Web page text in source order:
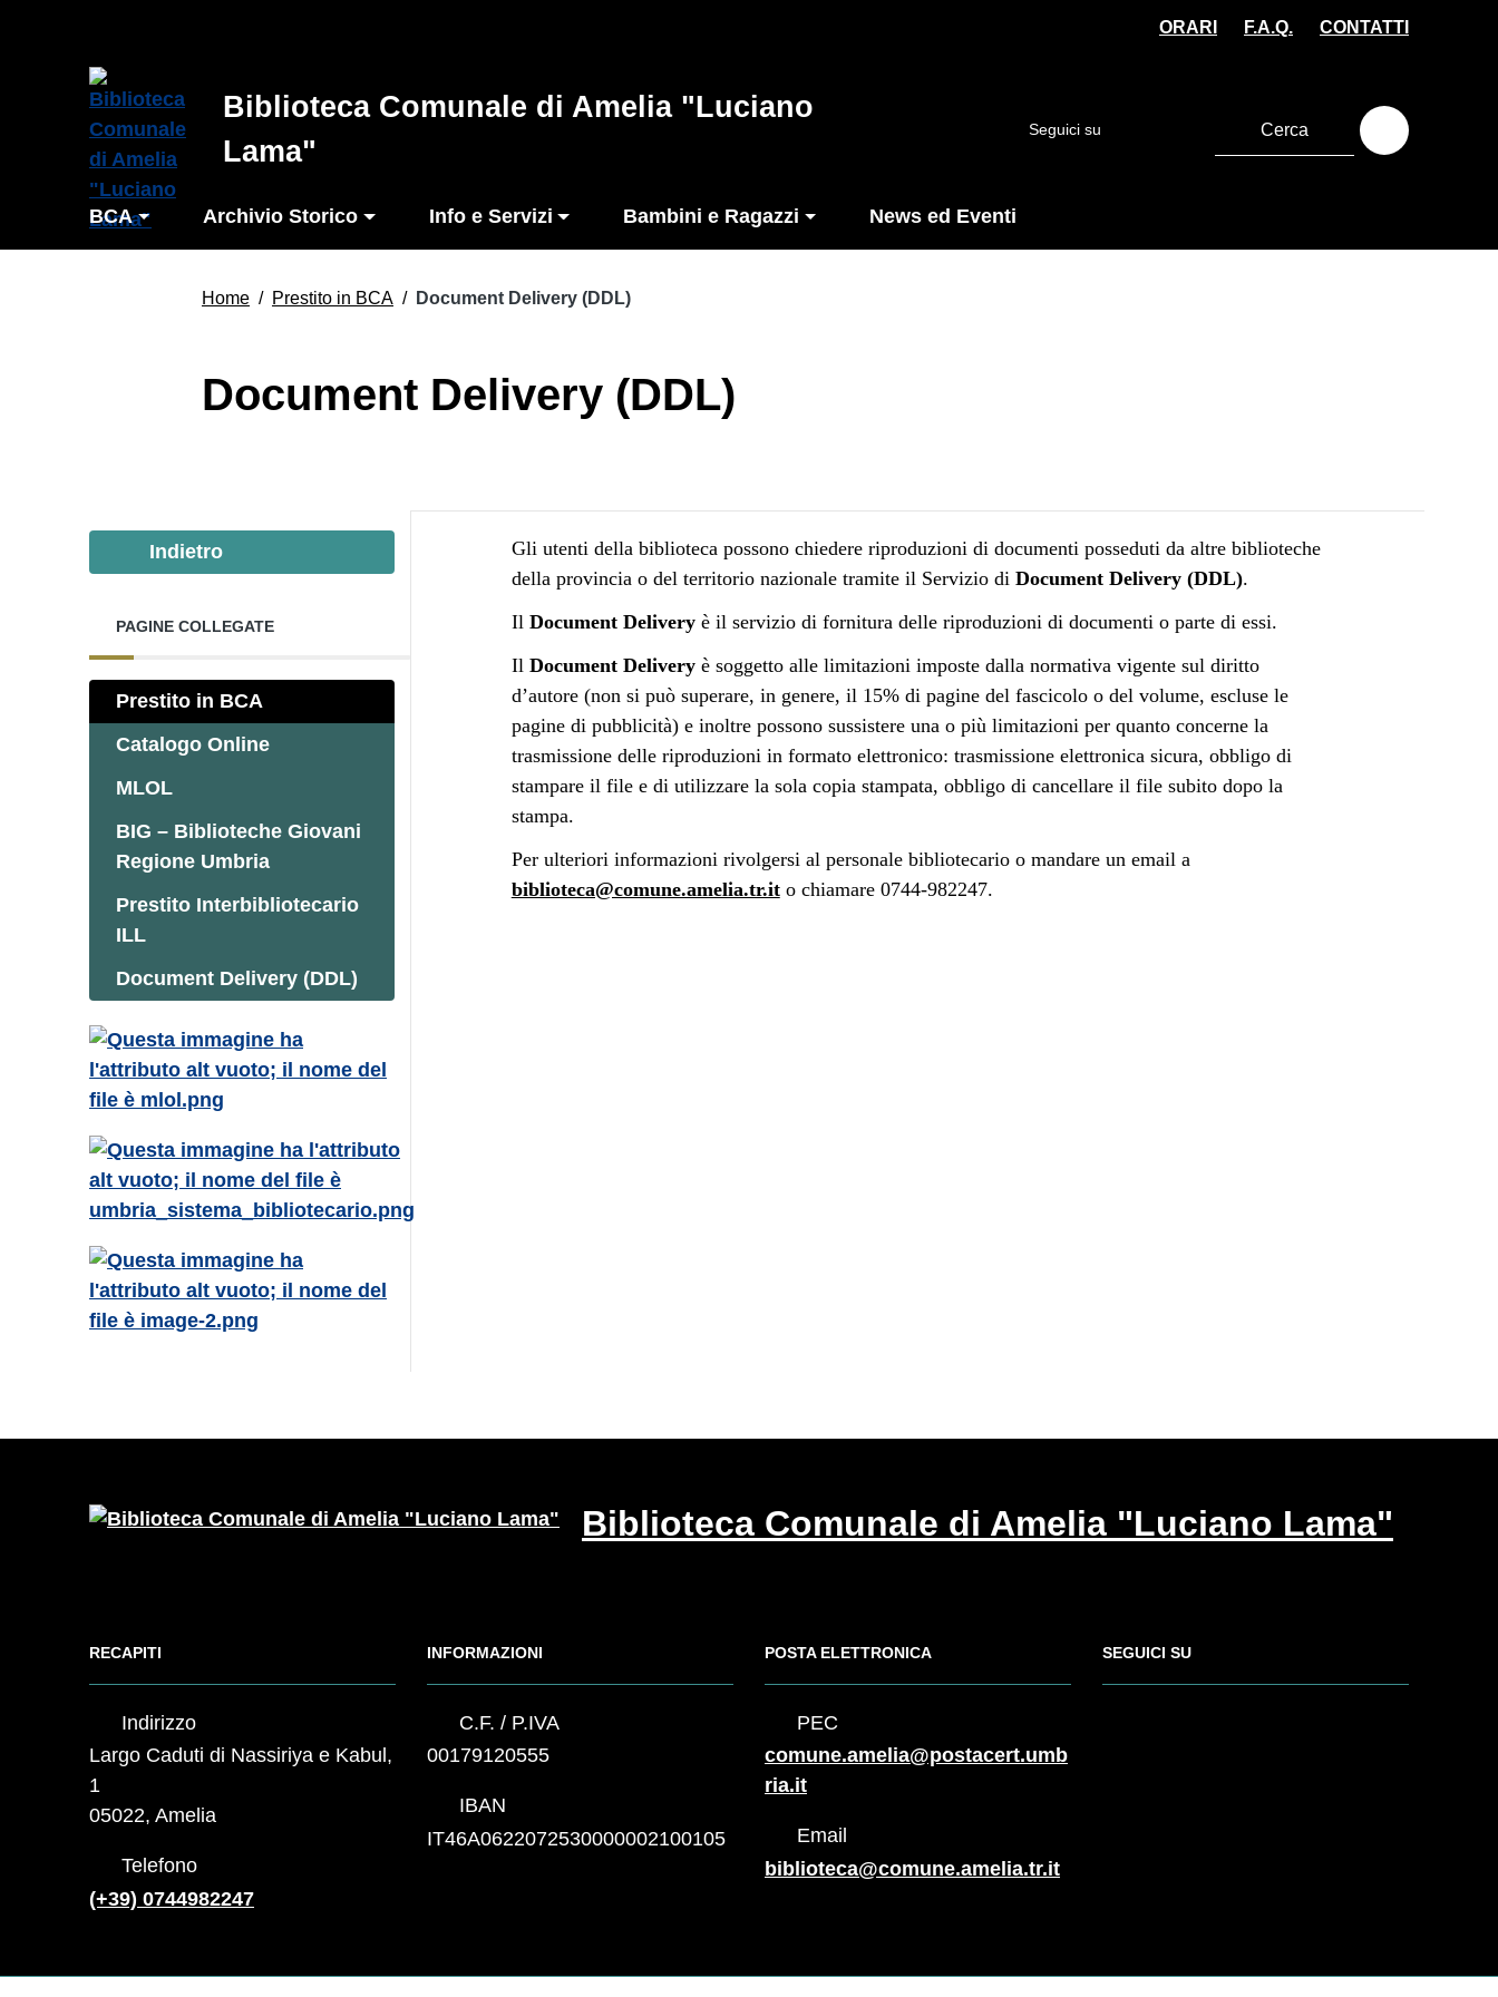
Vai al footer
ORARI F.A.Q. CONTATTI
Biblioteca Comunale di Amelia "Luciano
Lama"
Seguici su
BCA Archivio Storico Info e Servizi Bambini e Ragazzi News ed Eventi
Home / Prestito in BCA / Document Delivery (DDL)
Document Delivery (DDL)
Indietro
PAGINE COLLEGATE
Prestito in BCA
Catalogo Online
MLOL
BIG – Biblioteche Giovani
Regione Umbria
Prestito Interbibliotecario
ILL
Document Delivery (DDL)
Gli utenti della biblioteca possono chiedere riproduzioni di documenti posseduti da altre biblioteche
della provincia o del territorio nazionale tramite il Servizio di Document Delivery (DDL).
Il Document Deliveryè il servizio di fornitura delle riproduzioni di documenti o parte di essi.
Il Document Deliveryè soggetto alle limitazioni imposte dalla normativa vigente sul diritto
d’autore (non si può superare, in genere, il 15% di pagine del fascicolo o del volume, escluse le
pagine di pubblicità) e inoltre possono sussistere una o più limitazioni per quanto concerne la
trasmissione delle riproduzioni in formato elettronico: trasmissione elettronica sicura, obbligo di
stampare il file e di utilizzare la sola copia stampata, obbligo di cancellare il file subito dopo la
stampa.
Per ulteriori informazioni rivolgersi al personale bibliotecario o mandare un email a
biblioteca@comune.amelia.tr.ito chiamare 0744-982247.
Biblioteca Comunale di Amelia "Luciano Lama"
RECAPITI
Indirizzo
Largo Caduti di Nassiriya e Kabul,
1
05022, Amelia
Telefono
(+39) 0744982247
INFORMAZIONI
C.F. / P.IVA
00179120555
IBAN
IT46A0622072530000002100105
POSTA ELETTRONICA
PEC
comune.amelia@postacert.umb
ria.it
Email
biblioteca@comune.amelia.tr.it
SEGUICI SU